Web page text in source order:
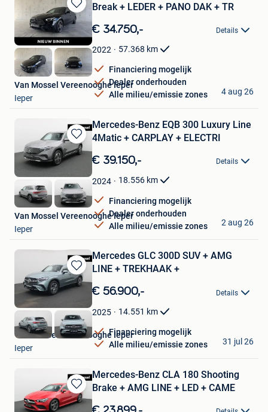
Bewaren
in
Mijn
Favorieten
Break + LEDER + PANO DAK + TR
€ 34.750,- Details
2022 57.368 km
Financiering mogelijk
Dealer onderhouden
Alle milieu/emissie zones
Van Mossel Vereenooghe Ieper
Ieper
4 aug 26
Bewaren
in
Favorieten
Mercedes-Benz EQB 300 Luxury Line
4Matic + CARPLAY + ELECTRI
€ 39.150,- Details
2024 18.556 km
Financiering mogelijk
Dealer onderhouden
Alle milieu/emissie zones
Van Mossel Vereenooghe Ieper
Ieper
2 aug 26
Bewaren
in
Favorieten
Mercedes GLC 300D SUV + AMG
LINE + TREKHAAK +
€ 56.900,- Details
2025 14.551 km
Financiering mogelijk
Alle milieu/emissie zones
Van Mossel Vereenooghe Ieper
Ieper
31 jul 26
Bewaren
in
Mercedes-Benz CLA 180 Shooting
Brake + AMG LINE + LED + CAME